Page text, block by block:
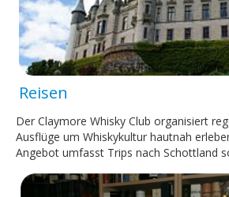
Highlandgames
Geschichte
Impressum
Reisen
Reisen
Der Claymore Whisky Club organisiert
Ausflüge um Whiskykultur hautnah
Angebot umfasst Trips nach Schottland